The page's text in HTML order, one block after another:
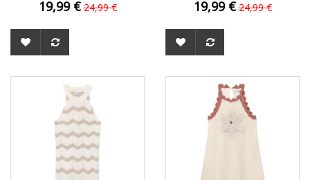
19,99 € 24,99 € 19,99 € 24,99 €